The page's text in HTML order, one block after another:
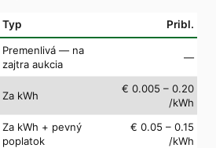
Typ Pribl.
Premenlivá — na
zajtra aukcia
—
Za kWh
€ 0.005 – 0.20
/kWh
Za kWh + pevný
poplatok
€ 0.05 – 0.15
/kWh